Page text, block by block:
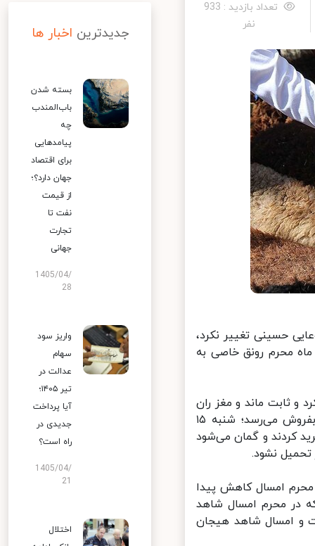
تعداد بازدید : 933
نفر
حسینی تغییر نکرد،
محرم رونق خاصی به
ثابت ماند و مغز ران
گوساله کیلویی ۲۲۰ هزار تومان، گوشت چرخ‌کرده مخلوط ۱۷۵ هزار تومان بفروش می‌رسد؛ شنبه ۱۵
کردند و گمان می‌شود
نشود.
امسال کاهش پیدا
در محرم امسال شاهد
و امسال شاهد هیجان
جدیدترین اخبار ها
بسته شدن
باب‌المندب
چه
پیامدهایی
برای اقتصاد
جهان دارد؟؛
از قیمت
نفت تا
تجارت
جهانی
1405/04/
28
واریز سود
سهام
عدالت در
تیر ۱۴۰۵؛
آیا پرداخت
جدیدی در
راه است؟
1405/04/
اختلال